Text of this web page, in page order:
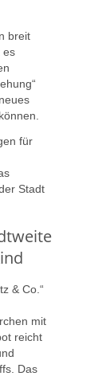
breit
es
für
Stadt
& Co.“
mit
reicht
Das